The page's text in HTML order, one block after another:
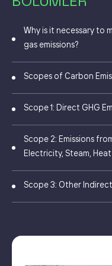
Why is it necessary to
gas emissions?
Scopes of Carbon
Scope 1: Direct GHG
Scope 2: Emissions
Electricity, Steam,
Scope 3: Other Indirect